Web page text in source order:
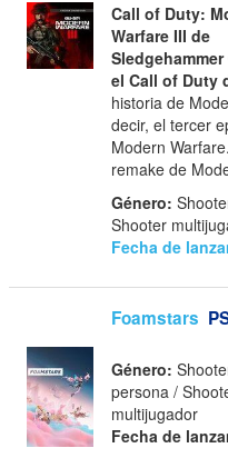
Call of Duty:
Warfare III de
el Call of Duty
historia de
decir, el tercer
Modern
remake de
Género:
Shooter
Fecha de
Foamstars
Género:
persona /
multijugador
Fecha de